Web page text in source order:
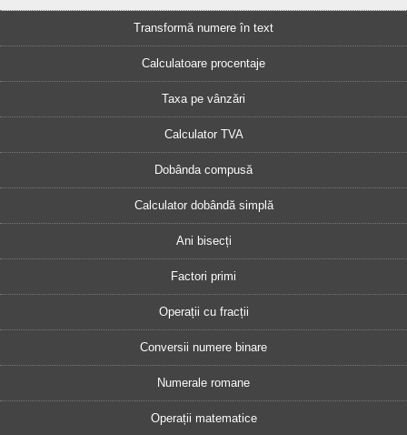
Transformă numere în text
Calculatoare procentaje
Taxa pe vânzări
Calculator TVA
Dobânda compusă
Calculator dobândă simplă
Ani bisecți
Factori primi
Operații cu fracții
Conversii numere binare
Numerale romane
Operații matematice